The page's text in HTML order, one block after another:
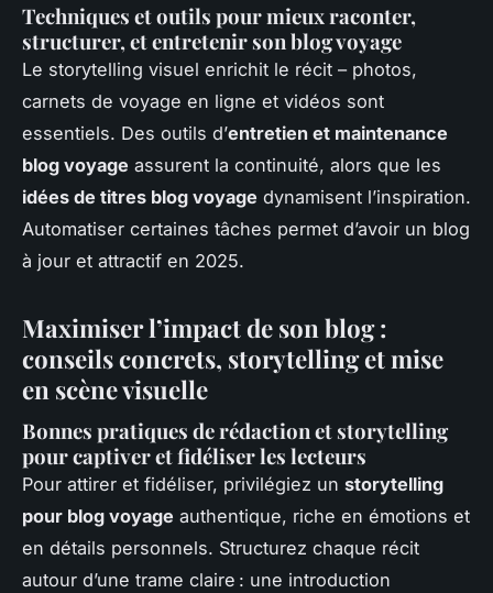
Techniques et outils pour mieux raconter,
structurer, et entretenir son blog voyage
Le storytelling visuel enrichit le récit – photos,
carnets de voyage en ligne et vidéos sont
essentiels. Des outils d’entretien et maintenance
blog voyage assurent la continuité, alors que les
idées de titres blog voyage dynamisent l’inspiration.
Automatiser certaines tâches permet d’avoir un blog
à jour et attractif en 2025.
Maximiser l’impact de son blog :
conseils concrets, storytelling et mise
en scène visuelle
Bonnes pratiques de rédaction et storytelling
pour captiver et fidéliser les lecteurs
Pour attirer et fidéliser, privilégiez un storytelling
pour blog voyage authentique, riche en émotions et
en détails personnels. Structurez chaque récit
autour d’une trame claire : une introduction